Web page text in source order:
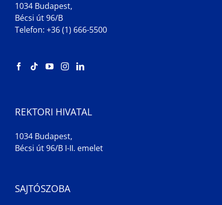
1034 Budapest,
Bécsi út 96/B
Telefon: +36 (1) 666-5500
REKTORI HIVATAL
1034 Budapest,
Bécsi út 96/B I-II. emelet
SAJTÓSZOBA